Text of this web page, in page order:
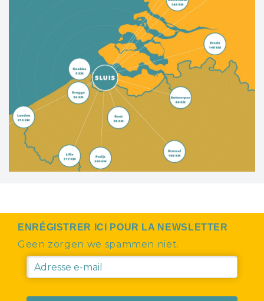
tout est là.
ENRÉGISTRER ICI POUR LA NEWSLETTER
Geen zorgen we spammen niet.